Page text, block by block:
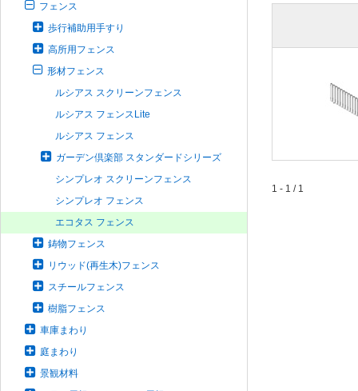
フェンス
歩行補助用手すり
高所用フェンス
形材フェンス
ルシアス スクリーンフェンス
ルシアス フェンスLite
ルシアス フェンス
ガーデン倶楽部 スタンダードシリーズ
シンプレオ スクリーンフェンス
シンプレオ フェンス
エコタス フェンス
鋳物フェンス
リウッド(再生木)フェンス
スチールフェンス
樹脂フェンス
車庫まわり
庭まわり
景観材料
1 - 1 / 1